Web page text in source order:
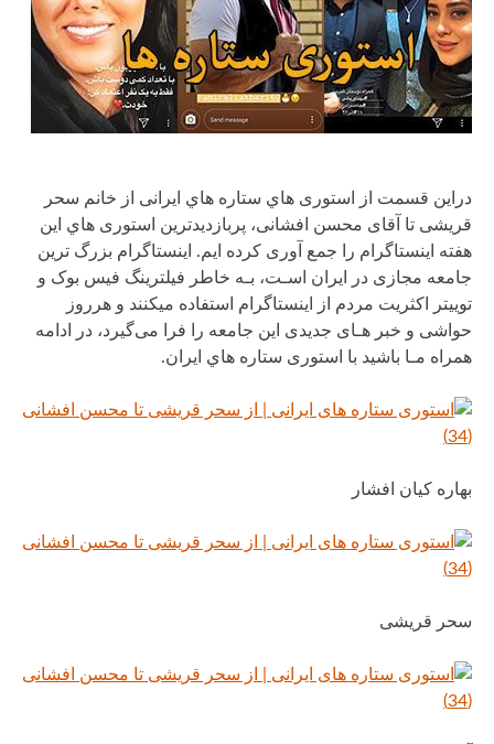
دراین قسمت از استوری هاي ستاره هاي ایرانی از خانم سحر
قریشی تا آقای محسن افشانی، پربازدیدترین استوری هاي این
هفته اینستاگرام را جمع آوری کرده ایم. اینستاگرام بزرگ ترین
جامعه مجازی در ایران اسـت، بـه خاطر فیلترینگ فیس بوک و
توییتر اکثریت مردم از اینستاگرام استفاده میکنند و هرروز
حواشی و خبر هـای جدیدی این جامعه را فرا می‌گیرد، در ادامه
همراه مـا باشید با استوری ستاره هاي ایران.
بهاره کیان افشار
سحر قریشی